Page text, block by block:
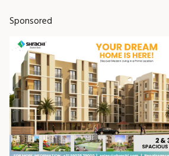
Sponsored